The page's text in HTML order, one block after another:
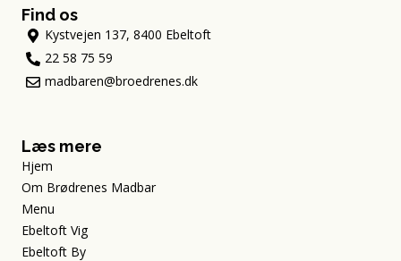
Find os
Kystvejen 137, 8400 Ebeltoft
22 58 75 59
madbaren@broedrenes.dk
Læs mere
Hjem
Om Brødrenes Madbar
Menu
Ebeltoft Vig
Ebeltoft By